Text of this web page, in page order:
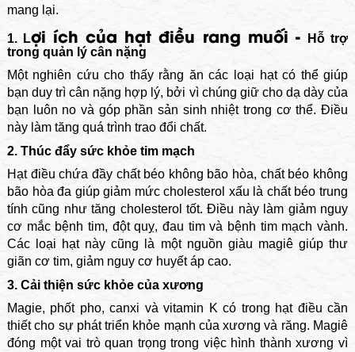
mang lại.
1. Lợi ích của hạt điều rang muối -
Hỗ trợ
trong quản lý cân nặng
Một nghiên cứu cho thấy rằng ăn các loại hạt có thể giúp
bạn duy trì cân nặng hợp lý, bởi vì chúng giữ cho dạ dày của
bạn luôn no và góp phần sản sinh nhiệt trong cơ thể. Điều
này làm tăng quá trình trao đổi chất.
2. Thúc đẩy sức khỏe tim mạch
Hạt điều chứa đầy chất béo không bão hòa, chất béo không
bão hòa đa giúp giảm mức cholesterol xấu là chất béo trung
tính cũng như tăng cholesterol tốt. Điều này làm giảm nguy
cơ mắc bệnh tim, đột quỵ, đau tim và bệnh tim mạch vành.
Các loại hạt này cũng là một nguồn giàu magiê giúp thư
giãn cơ tim, giảm nguy cơ huyết áp cao.
3. Cải thiện sức khỏe của xương
Magie, phốt pho, canxi và vitamin K có trong hạt điều cần
thiết cho sự phát triển khỏe mạnh của xương và răng. Magiê
đóng một vai trò quan trọng trong việc hình thành xương vì